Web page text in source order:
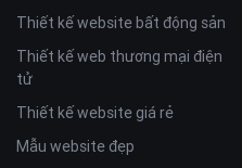
Thiết kế website bất động sản
Thiết kế web thương mại điện
tử
Thiết kế website giá rẻ
Mẫu website đẹp